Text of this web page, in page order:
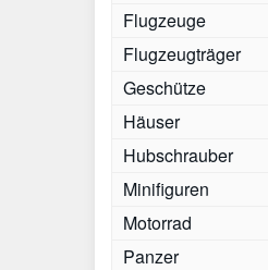
Flugzeuge
Flugzeugträger
Geschütze
Häuser
Hubschrauber
Minifiguren
Motorrad
Panzer